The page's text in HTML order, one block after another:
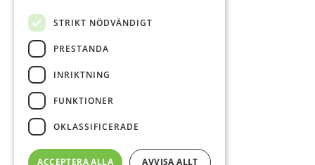
STRIKT NÖDVÄNDIGT
PRESTANDA
INRIKTNING
FUNKTIONER
OKLASSIFICERADE
ACCEPTERA ALLA AVVISA ALLT